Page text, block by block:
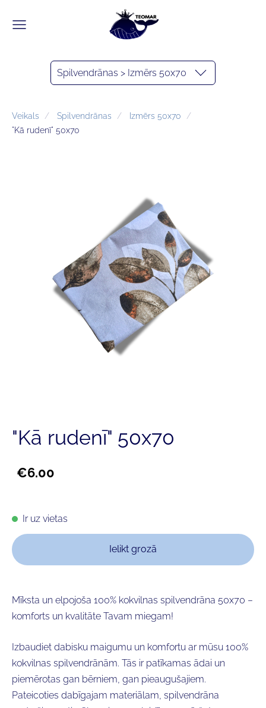
Spilvendrānas > Izmērs 50x70
Veikals Spilvendrānas
Izmērs 50x70
"Kā rudenī" 50x70
"Kā rudenī" 50x70
€6.00
Ir uz vietas
Ielikt grozā
Mīksta un elpojoša 100% kokvilnas spilvendrāna 50x70 –
komforts un kvalitāte Tavam miegam!
Izbaudiet dabisku maigumu un komfortu ar mūsu 100%
kokvilnas spilvendrānām. Tās ir patīkamas ādai un
piemērotas gan bērniem, gan pieaugušajiem.
Pateicoties dabīgajam materiālam, spilvendrāna